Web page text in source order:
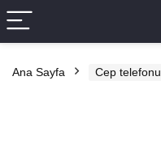
Ana Sayfa Cep telefonu